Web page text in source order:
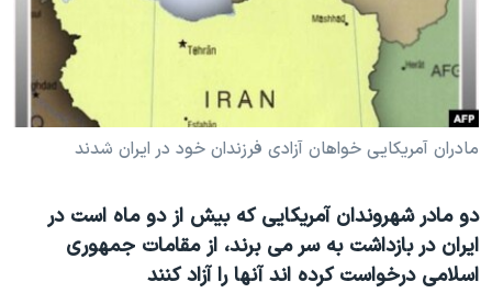
فرهنگ و زندگی
حقوق شهروندی
علم و فناوری
گالری عکس
آرشیو پخش زنده
مستندها
انتخابات ریاست جمهوری آمریکا ۲۰۲۴
حمله جمهوری اسلامی به اسرائیل
رمز مهسا
اعتراضات زن، زندگی، آزادی
مجموعه مستندهای دادخواهی
دنبال کنید
مادران آمریکایی خواهان آزادی فرزندان خود در ایران شدند
دو مادر شهروندان آمریکایی که بیش از دو ماه است در
ایران در بازداشت به سر می برند، از مقامات جمهوری
اسلامی درخواست کرده اند آنها را آزاد کنند